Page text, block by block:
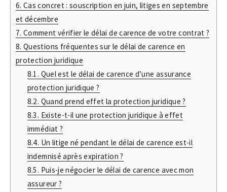
6. Cas concret : souscription en juin, litiges en septembre
et décembre
7. Comment vérifier le délai de carence de votre contrat ?
8. Questions fréquentes sur le délai de carence en
protection juridique
8.1. Quel est le délai de carence d’une assurance
protection juridique ?
8.2. Quand prend effet la protection juridique ?
8.3. Existe-t-il une protection juridique à effet
immédiat ?
8.4. Un litige né pendant le délai de carence est-il
indemnisé après expiration ?
8.5. Puis-je négocier le délai de carence avec mon
assureur ?